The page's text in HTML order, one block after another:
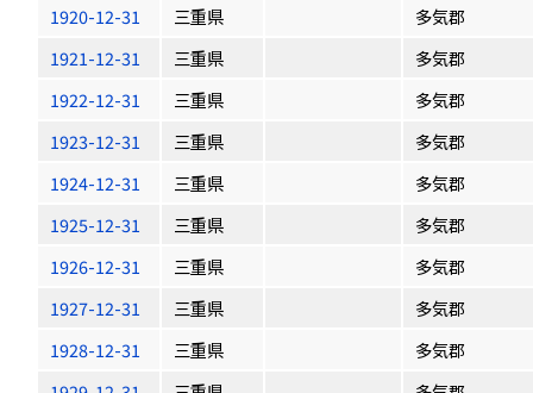
1920-12-31
三重県
多気郡
1921-12-31
三重県
多気郡
1922-12-31
三重県
多気郡
1923-12-31
三重県
多気郡
1924-12-31
三重県
多気郡
1925-12-31
三重県
多気郡
1926-12-31
三重県
多気郡
1927-12-31
三重県
多気郡
1928-12-31
三重県
多気郡